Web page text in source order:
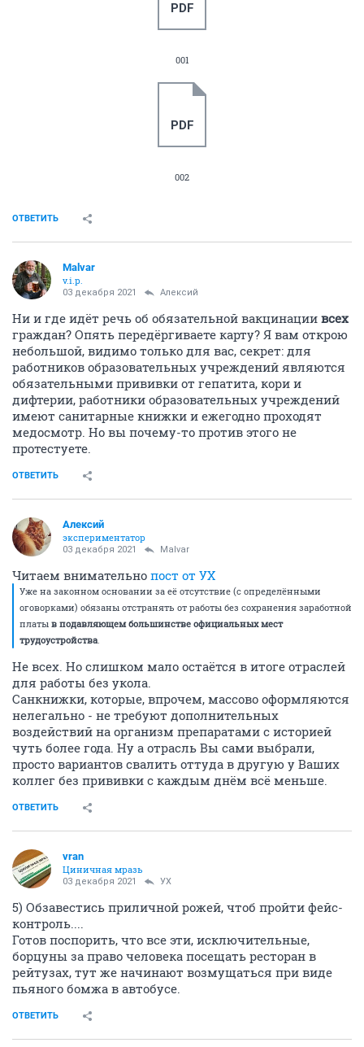
PDF
001
PDF
002
ОТВЕТИТЬ
Malvar
v.i.p.
03 декабря 2021 Алексий
Ни и где идёт речь об обязательной вакцинации всех
граждан? Опять передёргиваете карту? Я вам открою
небольшой, видимо только для вас, секрет: для
работников образовательных учреждений являются
обязательными прививки от гепатита, кори и
дифтерии, работники образовательных учреждений
имеют санитарные книжки и ежегодно проходят
медосмотр. Но вы почему-то против этого не
протестуете.
ОТВЕТИТЬ
Алексий
экспериментатор
03 декабря 2021 Malvar
Читаем внимательно пост от УХ
Уже на законном основании за её отсутствие (с определёнными
оговорками) обязаны отстранять от работы без сохранения заработной
платы в подавляющем большинстве официальных мест
трудоустройства.
Не всех. Но слишком мало остаётся в итоге отраслей
для работы без укола.
Санкнижки, которые, впрочем, массово оформляются
нелегально - не требуют дополнительных
воздействий на организм препаратами с историей
чуть более года. Ну а отрасль Вы сами выбрали,
просто вариантов свалить оттуда в другую у Ваших
коллег без прививки с каждым днём всё меньше.
ОТВЕТИТЬ
vran
Циничная мразь
03 декабря 2021 УХ
5) Обзавестись приличной рожей, чтоб пройти фейс-
контроль....
Готов поспорить, что все эти, исключительные,
борцуны за право человека посещать ресторан в
рейтузах, тут же начинают возмущаться при виде
пьяного бомжа в автобусе.
ОТВЕТИТЬ